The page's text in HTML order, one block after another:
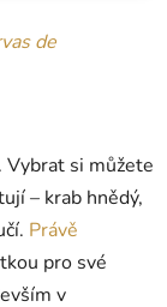
de
Vybrat si můžete
– krab hnědý,
Právě
pro své
v